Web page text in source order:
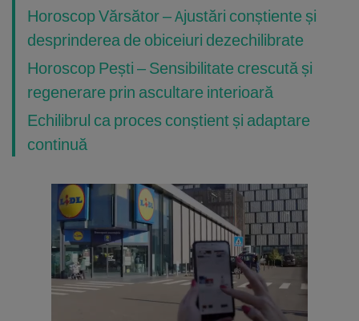
Horoscop Vărsător – Ajustări conștiente și
desprinderea de obiceiuri dezechilibrate
Horoscop Pești – Sensibilitate crescută și
regenerare prin ascultare interioară
Echilibrul ca proces conștient și adaptare
continuă